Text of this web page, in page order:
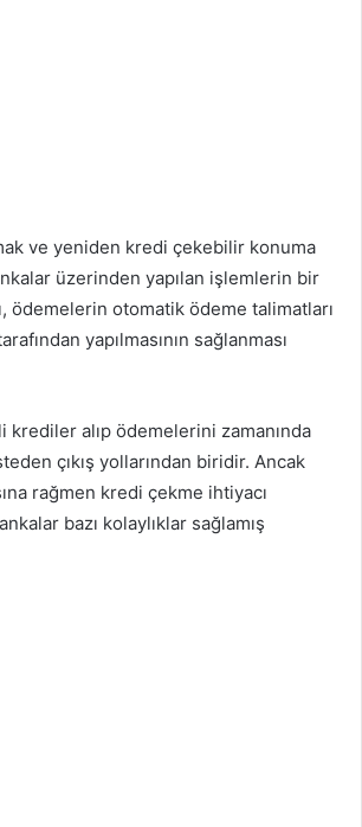
ve yeniden kredi çekebilir konuma
üzerinden yapılan işlemlerin bir
ödemelerin otomatik ödeme talimatları
yapılmasının sağlanması
krediler alıp ödemelerini zamanında
çıkış yollarından biridir. Ancak
rağmen kredi çekme ihtiyacı
bazı kolaylıklar sağlamış